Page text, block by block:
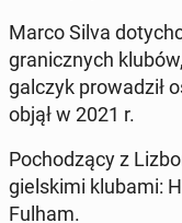
Marco Silva
gra­nicz­nych
gal­czyk pro­wa­dził
objął w 2021 r.
Po­cho­dzą­cy z
giel­ski­mi klubami:
Fulham.